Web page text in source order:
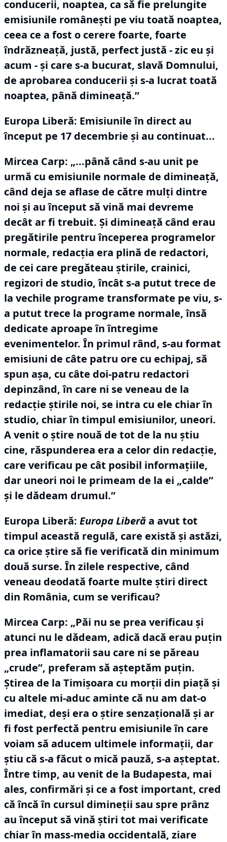
conducerii, noaptea, ca să fie prelungite
emisiunile românești pe viu toată noaptea,
ceea ce a fost o cerere foarte, foarte
îndrăzneață, justă, perfect justă - zic eu și
acum - și care s-a bucurat, slavă Domnului,
de aprobarea conducerii și s-a lucrat toată
noaptea, până dimineață.”
Europa Liberă: Emisiunile în direct au
început pe 17 decembrie și au continuat...
Mircea Carp: „...până când s-au unit pe
urmă cu emisiunile normale de dimineață,
când deja se aflase de către mulți dintre
noi și au început să vină mai devreme
decât ar fi trebuit. Și dimineață când erau
pregătirile pentru începerea programelor
normale, redacția era plină de redactori,
de cei care pregăteau știrile, crainici,
regizori de studio, încât s-a putut trece de
la vechile programe transformate pe viu, s-
a putut trece la programe normale, însă
dedicate aproape în întregime
evenimentelor. În primul rând, s-au format
emisiuni de câte patru ore cu echipaj, să
spun așa, cu câte doi-patru redactori
depinzând, în care ni se veneau de la
redacție știrile noi, se intra cu ele chiar în
studio, chiar în timpul emisiunilor, uneori.
A venit o știre nouă de tot de la nu știu
cine, răspunderea era a celor din redacție,
care verificau pe cât posibil informațiile,
dar uneori noi le primeam de la ei „calde”
și le dădeam drumul.”
Europa Liberă: Europa Liberăa avut tot
timpul această regulă, care există și astăzi,
ca orice știre să fie verificată din minimum
două surse. În zilele respective, când
veneau deodată foarte multe știri direct
din România, cum se verificau?
Mircea Carp: „Păi nu se prea verificau și
atunci nu le dădeam, adică dacă erau puțin
prea inflamatorii sau care ni se păreau
„crude”, preferam să așteptăm puțin.
Știrea de la Timișoara cu morții din piață și
cu altele mi-aduc aminte că nu am dat-o
imediat, deși era o știre senzațională și ar
fi fost perfectă pentru emisiunile în care
voiam să aducem ultimele informații, dar
știu că s-a făcut o mică pauză, s-a așteptat.
Între timp, au venit de la Budapesta, mai
ales, confirmări și ce a fost important, cred
că încă în cursul dimineții sau spre prânz
au început să vină știri tot mai verificate
chiar în mass-media occidentală, ziare